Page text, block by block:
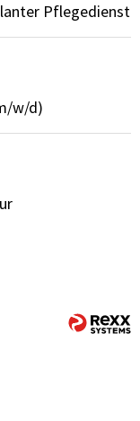
Pflegedienst
w/d)